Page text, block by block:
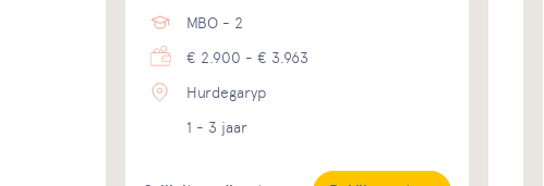
MBO - 2
€ 2.900 - € 3.963
Hurdegaryp
1 - 3 jaar